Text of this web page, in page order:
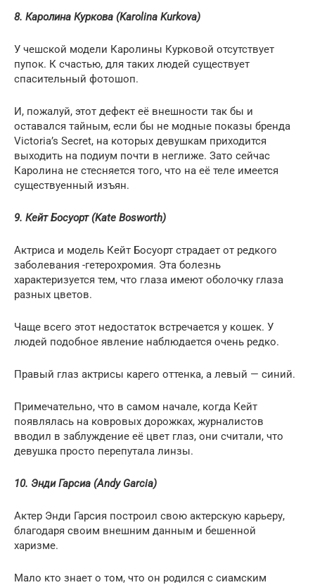
8. Каролина Куркова (Karolina Kurkova)
У чешской модели Каролины Курковой отсутствует
пупок. К счастью, для таких людей существует
спасительный фотошоп.
И, пожалуй, этот дефект её внешности так бы и
оставался тайным, если бы не модные показы бренда
Victoria’s Secret, на которых девушкам приходится
выходить на подиум почти в неглиже. Зато сейчас
Каролина не стесняется того, что на её теле имеется
существуенный изъян.
9. Кейт Босуорт (Kate Bosworth)
Актриса и модель Кейт Босуорт страдает от редкого
заболевания -гетерохромия. Эта болезнь
характеризуется тем, что глаза имеют оболочку глаза
разных цветов.
Чаще всего этот недостаток встречается у кошек. У
людей подобное явление наблюдается очень редко.
Правый глаз актрисы карего оттенка, а левый — синий.
Примечательно, что в самом начале, когда Кейт
появлялась на ковровых дорожках, журналистов
вводил в заблуждение её цвет глаз, они считали, что
девушка просто перепутала линзы.
10. Энди Гарсиа (Andy Garcia)
Актер Энди Гарсия построил свою актерскую карьеру,
благодаря своим внешним данным и бешенной
харизме.
Мало кто знает о том, что он родился с сиамским